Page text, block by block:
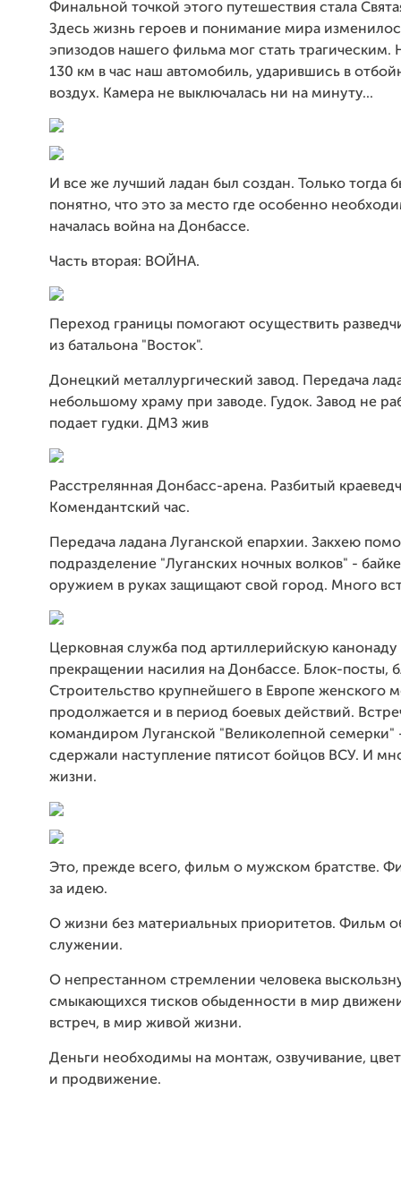
Финальной точкой этого путешествия стала
Здесь жизнь героев и понимание мира
эпизодов нашего фильма мог стать трагическим.
130 км в час наш автомобиль, ударившись в
воздух. Камера не выключалась ни на минуту...
И все же лучший ладан был создан. Только тогда
понятно, что это за место где особенно
началась война на Донбассе.
Часть вторая: ВОЙНА.
Переход границы помогают осуществить
из батальона "Восток".
Донецкий металлургический завод. Передача
небольшому храму при заводе. Гудок. Завод не
подает гудки. ДМЗ жив
Расстрелянная Донбасс-арена. Разбитый
Комендантский час.
Передача ладана Луганской епархии. Закхею
подразделение "Луганских ночных волков" -
оружием в руках защищают свой город. Много
Церковная служба под артиллерийскую канонаду
прекращении насилия на Донбассе. Блок-посты,
Строительство крупнейшего в Европе женского
продолжается и в период боевых действий.
командиром Луганской "Великолепной семерки"
сдержали наступление пятисот бойцов ВСУ. И
жизни.
Это, прежде всего, фильм о мужском братстве.
за идею.
О жизни без материальных приоритетов. Фильм
служении.
О непрестанном стремлении человека
смыкающихся тисков обыденности в мир
встреч, в мир живой жизни.
Деньги необходимы на монтаж, озвучивание,
и продвижение.